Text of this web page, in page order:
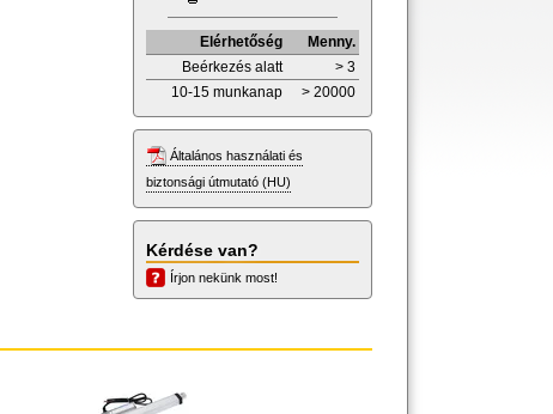
Elérhetőség
Menny.
Beérkezés alatt
> 3
10-15 munkanap
> 20000
Általános használati és
biztonsági útmutató (HU)
Kérdése van?
Írjon nekünk most!